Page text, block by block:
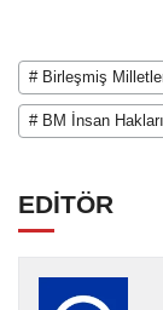
# Birleşmiş
# BM İnsan
EDİTÖR